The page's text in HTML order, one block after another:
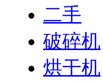
二手
破碎机
烘干机